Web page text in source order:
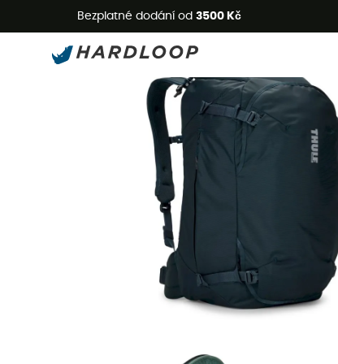
Bezplatné dodání od 3500 Kč